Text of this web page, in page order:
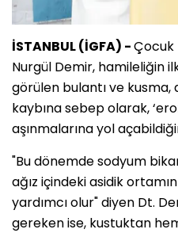
İSTANBUL (İGFA) -Çocuk
Nurgül Demir, hamileliğin
görülen bulantı ve
kaybına sebep olarak,
aşınmalarına yol
"Bu dönemde sodyum
ağız içindeki asidik
yardımcı olur" diyen Dt.
gereken ise, kustuktan